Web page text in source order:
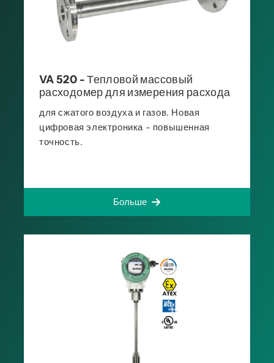
VA 520 - Тепловой массовый
расходомер для измерения расхода
для сжатого воздуха и газов. Новая
цифровая электроника - повышенная
точность.
Больше